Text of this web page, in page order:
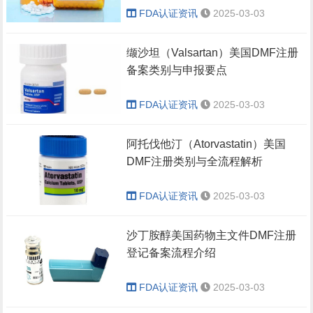
FDA认证资讯 2025-03-03
缬沙坦（Valsartan）美国DMF注册
备案类别与申报要点
FDA认证资讯 2025-03-03
阿托伐他汀（Atorvastatin）美国
DMF注册类别与全流程解析
FDA认证资讯 2025-03-03
沙丁胺醇美国药物主文件DMF注册
登记备案流程介绍
FDA认证资讯 2025-03-03